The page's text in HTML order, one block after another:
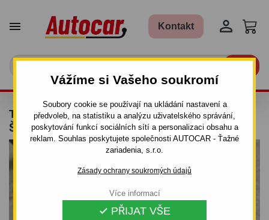
Vážíme si Vašeho soukromí
Soubory cookie se používají na ukládání nastavení a
předvoleb, na statistiku a analýzu uživatelského správání,
poskytování funkcí sociálních sítí a personalizaci obsahu a
reklam. Souhlas poskytujete společnosti AUTOCAR - Ťažné
zariadenia, s.r.o.
Zásady ochrany soukromých údajů
 PŘIJAT VŠE
Více informací
 Kontakt 
TAŽNÉ ZAŘÍZENÍ PRO LANCIA DELTA -
ŠROUBOVÝ SYSTÉM - OD 2008 DO